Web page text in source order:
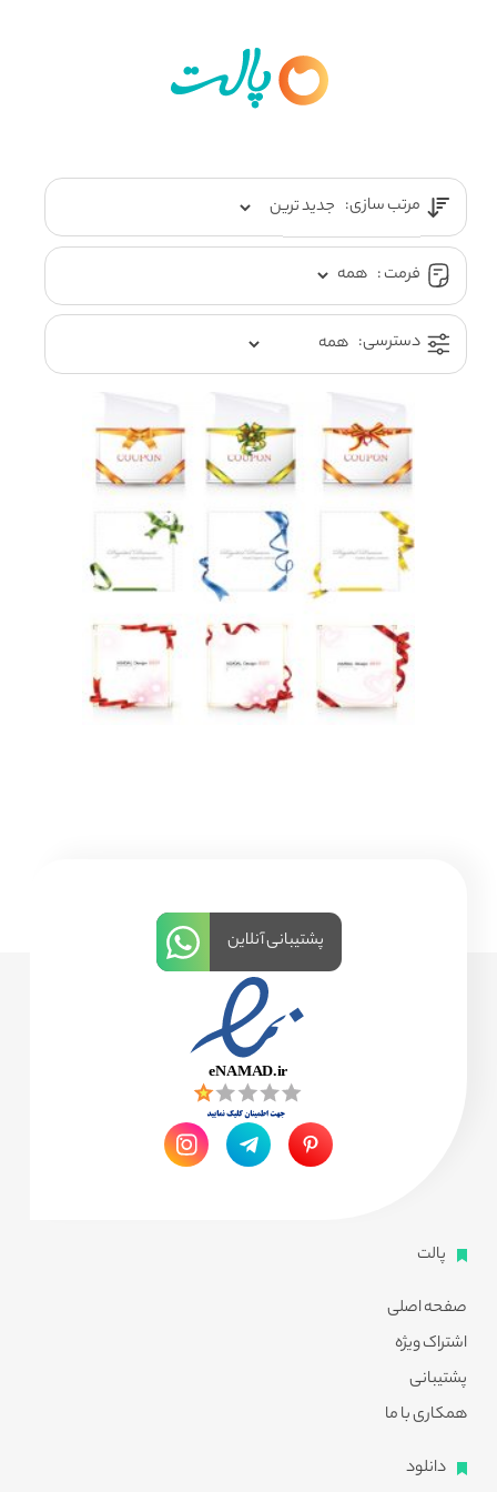
مرتب سازی:
فرمت :
دسترسی:
پالت
صفحه اصلی
اشتراک ویژه
پشتیبانی
همکاری با ما
دانلود
پشتیبانی آنلاین